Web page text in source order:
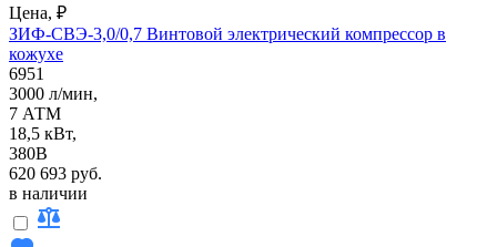
Цена, ₽
ЗИФ-СВЭ-3,0/0,7 Винтовой электрический компрессор в
кожухе
6951
3000 л/мин,
7 АТМ
18,5 кВт,
380В
620 693 руб.
в наличии